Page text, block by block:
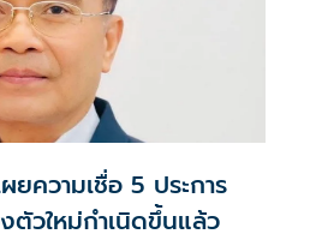
ความเชื่อ 5 ประการ
ตัวใหม่กำเนิดขึ้นแล้ว